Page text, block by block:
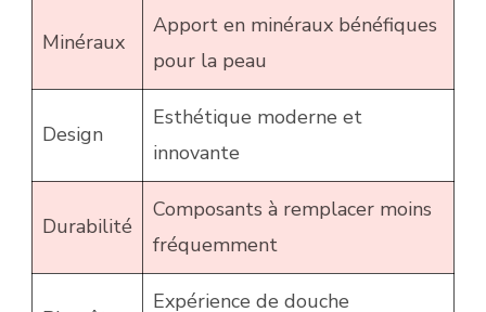
Minéraux
Apport en minéraux bénéfiques
pour la peau
Design
Esthétique moderne et
innovante
Durabilité
Composants à remplacer moins
fréquemment
Expérience de douche